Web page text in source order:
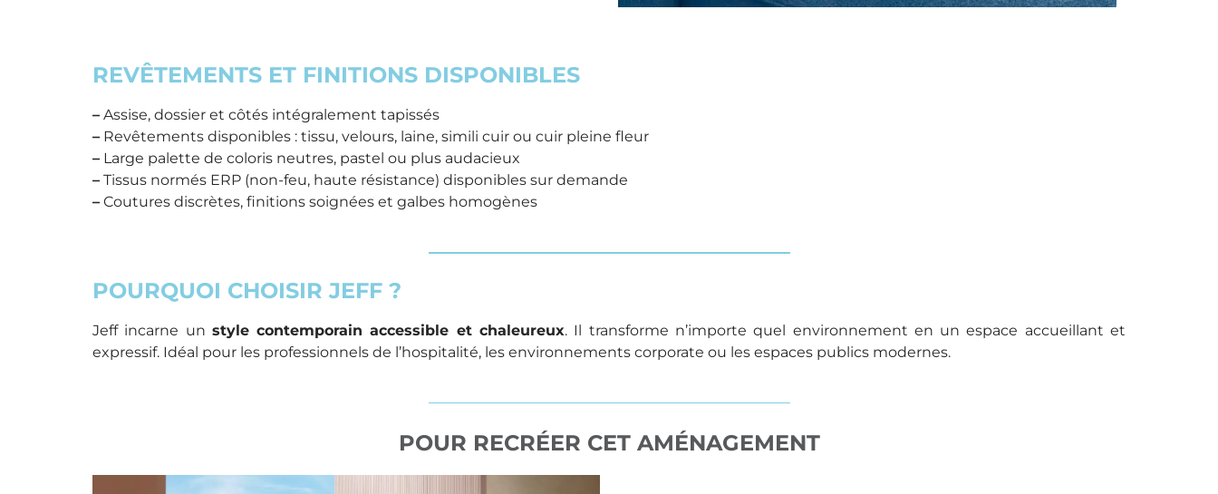
REVÊTEMENTS ET FINITIONS DISPONIBLES
– Assise, dossier et côtés intégralement tapissés
– Revêtements disponibles : tissu, velours, laine, simili cuir ou cuir pleine fleur
– Large palette de coloris neutres, pastel ou plus audacieux
– Tissus normés ERP (non-feu, haute résistance) disponibles sur demande
– Coutures discrètes, finitions soignées et galbes homogènes
POURQUOI CHOISIR JEFF ?
Jeff incarne un style contemporain accessible et chaleureux. Il transforme n’importe quel environnement en un espace accueillant et
expressif. Idéal pour les professionnels de l’hospitalité, les environnements corporate ou les espaces publics modernes.
POUR RECRÉER CET AMÉNAGEMENT